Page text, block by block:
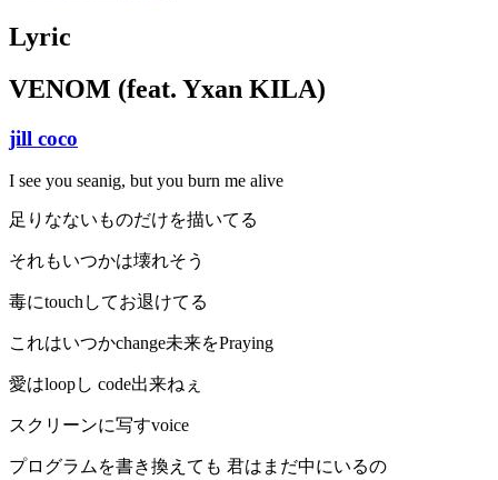
Lyric
VENOM (feat. Yxan KILA)
jill coco
I see you seanig, but you burn me alive
足りなないものだけを描いてる
それもいつかは壊れそう
毒にtouchしてお退けてる
これはいつかchange未来をPraying
愛はloopし code出来ねぇ
スクリーンに写すvoice
プログラムを書き換えても 君はまだ中にいるの